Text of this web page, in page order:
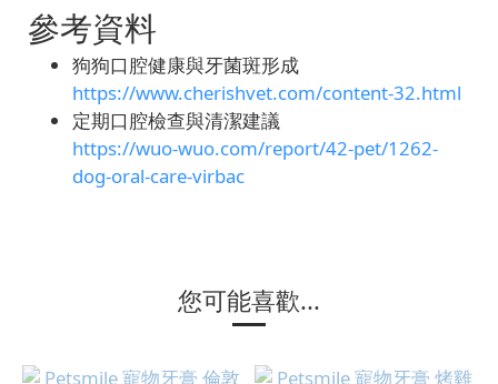
參考資料
狗狗口腔健康與牙菌斑形成
https://www.cherishvet.com/content-32.html
定期口腔檢查與清潔建議
https://wuo-wuo.com/report/42-pet/1262-
dog-oral-care-virbac
您可能喜歡...